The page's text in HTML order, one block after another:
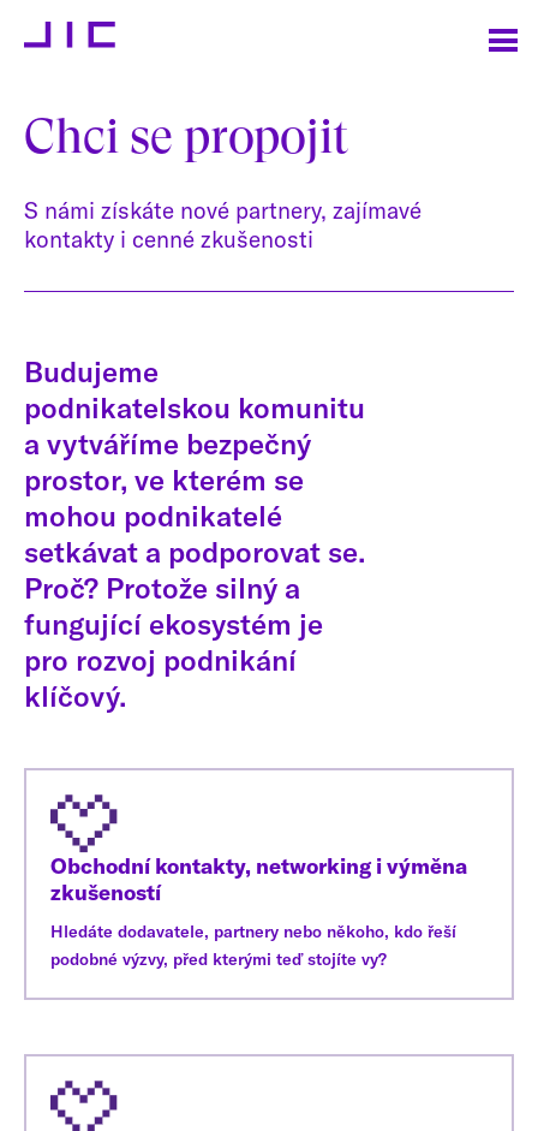
Chci se propojit
S námi získáte nové partnery, zajímavé
kontakty i cenné zkušenosti
Budujeme
podnikatelskou komunitu
a vytváříme bezpečný
prostor, ve kterém se
mohou podnikatelé
setkávat a podporovat se.
Proč? Protože silný a
fungující ekosystém je
pro rozvoj podnikání
klíčový.
Obchodní kontakty, networking i výměna
zkušeností
Hledáte dodavatele, partnery nebo někoho, kdo řeší
podobné výzvy, před kterými teď stojíte vy?